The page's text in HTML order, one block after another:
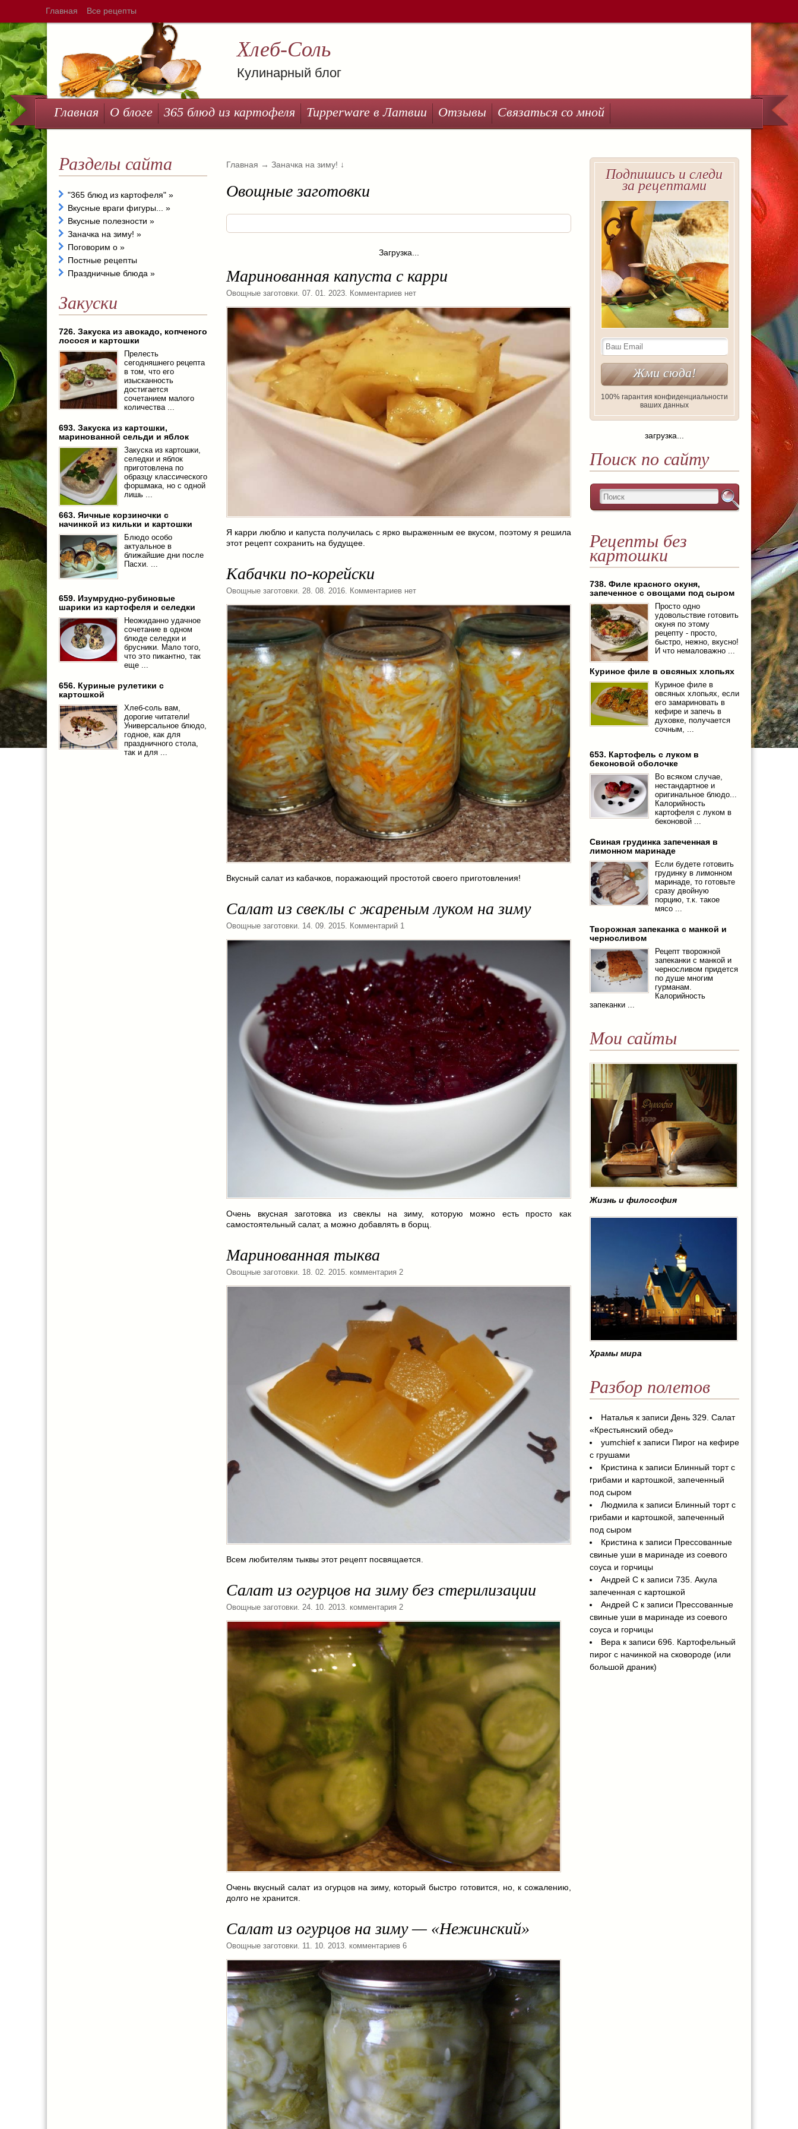
Главная Все рецепты
Хлеб-Соль
Кулинарный блог
Главная О блоге 365 блюд из картофеля Tupperware в Латвии Отзывы Связаться со мной
Главная →Заначка на зиму! ↓
Овощные заготовки
Загрузка...
Маринованная капуста с карри
Овощные заготовки. 07. 01. 2023. Комментариев нет
Я карри люблю и капуста получилась с ярко выраженным ее вкусом, поэтому я решила
этот рецепт сохранить на будущее.
Кабачки по-корейски
Овощные заготовки . 28. 08. 2016. Комментариев нет
Вкусный салат из кабачков, поражающий простотой своего приготовления!
Салат из свеклы с жареным луком на зиму
Овощные заготовки. 14. 09. 2015. Комментарий 1
Очень вкусная заготовка из свеклы на зиму, которую можно есть просто как
самостоятельный салат, а можно добавлять в борщ.
Маринованная тыква
Овощные заготовки . 18. 02. 2015. комментария 2
Всем любителям тыквы этот рецепт посвящается.
Салат из огурцов на зиму без стерилизации
Овощные заготовки. 24. 10. 2013. комментария 2
Очень вкусный салат из огурцов на зиму, который быстро готовится, но, к сожалению,
долго не хранится.
Салат из огурцов на зиму — «Нежинский»
Овощные заготовки. 11. 10. 2013. комментариев 6
Разделы сайта
"365 блюд из картофеля" »
Вкусные враги фигуры... »
Вкусные полезности »
Заначка на зиму! »
Поговорим о »
Постные рецепты
Праздничные блюда »
Закуски
726. Закуска из авокадо, копченого
лосося и картошки
Прелесть
сегодняшнего рецепта
в том, что его
изысканность
достигается
сочетанием малого
количества ...
693. Закуска из картошки,
маринованной сельди и яблок
Закуска из картошки,
селедки и яблок
приготовлена по
образцу классического
форшмака, но с одной
лишь ...
663. Яичные корзиночки с
начинкой из кильки и картошки
Блюдо особо
актуальное в
ближайшие дни после
Пасхи. ...
659. Изумрудно-рубиновые
шарики из картофеля и селедки
Неожиданно удачное
сочетание в одном
блюде селедки и
брусники. Мало того,
что это пикантно, так
еще ...
656. Куриные рулетики с
картошкой
Хлеб-соль вам,
дорогие читатели!
Универсальное блюдо,
годное, как для
праздничного стола,
так и для ...
Подпишись и следи
за рецептами
100% гарантия конфиденциальности
ваших данных
загрузка...
Поиск по сайту
Рецепты без
картошки
738. Филе красного окуня,
запеченное с овощами под сыром
Просто одно
удовольствие готовить
окуня по этому
рецепту - просто,
быстро, нежно, вкусно!
И что немаловажно ...
Куриное филе в овсяных хлопьях
Куриное филе в
овсяных хлопьях, если
его замариновать в
кефире и запечь в
духовке, получается
сочным, ...
653. Картофель с луком в
беконовой оболочке
Во всяком случае,
нестандартное и
оригинальное блюдо...
Калорийность
картофеля с луком в
беконовой ...
Свиная грудинка запеченная в
лимонном маринаде
Если будете готовить
грудинку в лимонном
маринаде, то готовьте
сразу двойную
порцию, т.к. такое
мясо ...
Творожная запеканка с манкой и
черносливом
Рецепт творожной
запеканки с манкой и
черносливом придется
по душе многим
гурманам.
Калорийность
запеканки ...
Мои сайты
Жизнь и философия
Храмы мира
Разбор полетов
Наталья к записи День 329. Салат
«Крестьянский обед»
yumchiefк записи Пирог на кефире
с грушами
Кристинак записи Блинный торт с
грибами и картошкой, запеченный
под сыром
Людмилак записи Блинный торт с
грибами и картошкой, запеченный
под сыром
Кристинак записи Прессованные
свиные уши в маринаде из соевого
соуса и горчицы
Андрей Ск записи 735. Акула
запеченная с картошкой
Андрей Ск записи Прессованные
свиные уши в маринаде из соевого
соуса и горчицы
Верак записи 696. Картофельный
пирог с начинкой на сковороде (или
большой драник)